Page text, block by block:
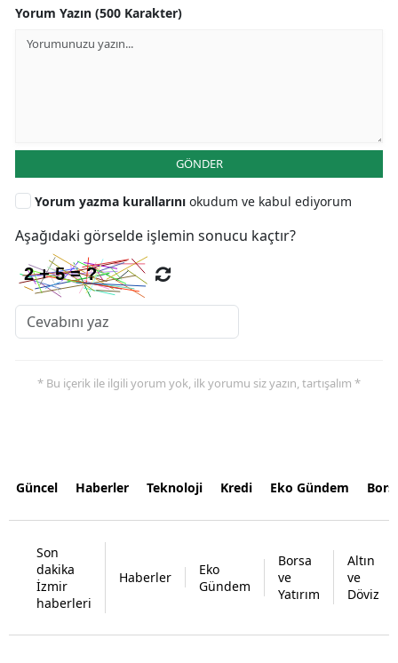
Yorum Yazın (500 Karakter)
GÖNDER
Yorum yazma kurallarını okudum ve kabul ediyorum
Aşağıdaki görselde işlemin sonucu kaçtır?
* Bu içerik ile ilgili yorum yok, ilk yorumu siz yazın, tartışalım *
Güncel Haberler Teknoloji Kredi Eko Gündem
Son
dakika
İzmir
haberleri
Haberler
Eko
Gündem
Borsa
ve
Yatırım
Altın
ve
Döviz